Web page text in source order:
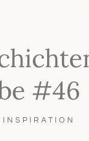
#46
INSPIRATION